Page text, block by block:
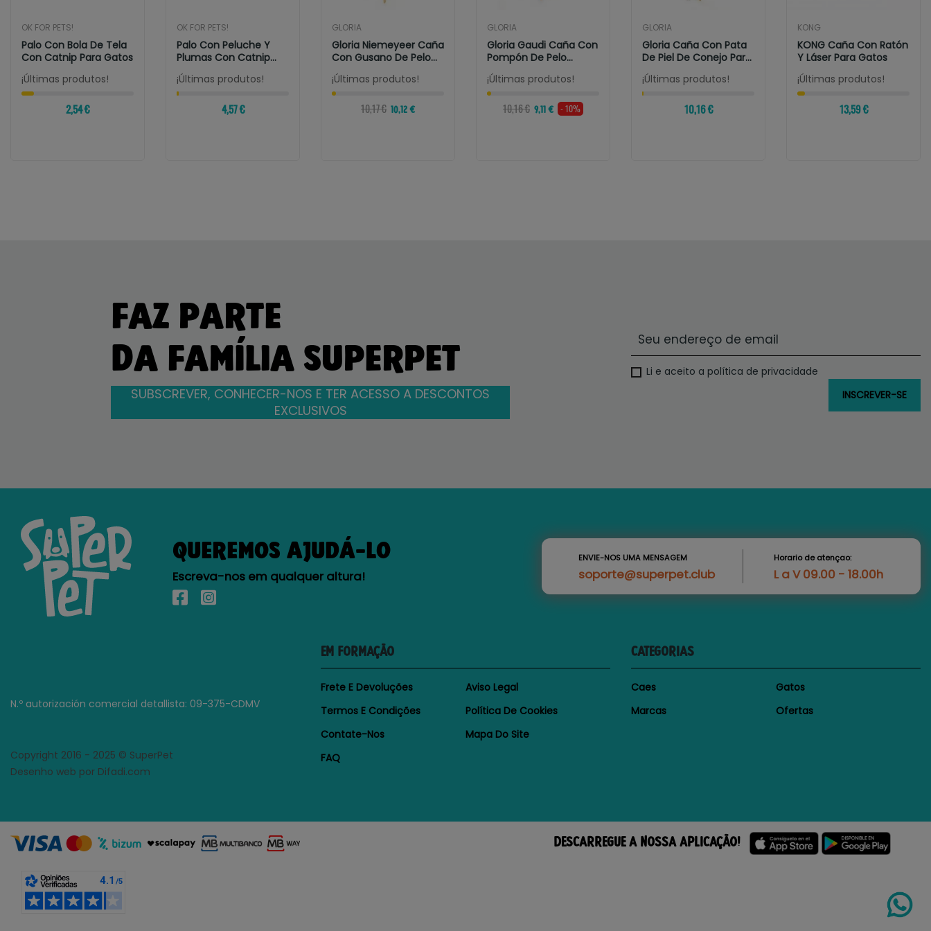
OK FOR PETS!
Palo Con Bola De Tela
Con Catnip Para Gatos
¡Últimas produtos!
2,54 €
OK FOR PETS!
Palo Con Peluche Y
Plumas Con Catnip
Para Gatos
¡Últimas produtos!
4,57 €
GLORIA
Gloria Niemeyeer Caña
Con Gusano De Pelo
Natural De...
¡Últimas produtos!
10,17 € 10,12 €
GLORIA
Gloria Gaudi Caña Con
Pompón De Pelo
Natural De Conejo
¡Últimas produtos!
10,16 € 9,11 € - 10%
GLORIA
Gloria Caña Con Pata
De Piel De Conejo Para
Gatos
¡Últimas produtos!
10,16 €
KONG
KONG Caña Con Ratón
Y Láser Para Gatos
¡Últimas produtos!
13,59 €
FAZ PARTE
DA FAMÍLIA SUPERPET
SUBSCREVER, CONHECER-NOS E TER ACESSO A DESCONTOS
EXCLUSIVOS
Li e aceito a política de privacidade
QUEREMOS AJUDÁ-LO
Escreva-nos em qualquer altura!
ENVIE-NOS UMA MENSAGEM
soporte@superpet.club
Horario de atençao:
L a V 09.00 - 18.00h
N.º autorización comercial detallista: 09-375-CDMV
Copyright 2016 - 2025 © SuperPet
Desenho web por Difadi.com
EM FORMAÇÃO
Frete E Devoluções
Aviso Legal
Termos E Condições
Política De Cookies
Contate-Nos
Mapa Do Site
FAQ
CATEGORIAS
Caes
Gatos
Marcas
Ofertas
DESCARREGUE A NOSSA APLICAÇÃO!